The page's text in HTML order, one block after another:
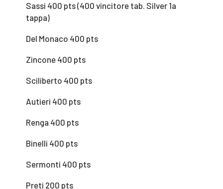
Sassi 400 pts (400 vincitore tab. Silver 1a
tappa)
Del Monaco 400 pts
Zincone 400 pts
Sciliberto 400 pts
Autieri 400 pts
Renga 400 pts
Binelli 400 pts
Sermonti 400 pts
Preti 200 pts